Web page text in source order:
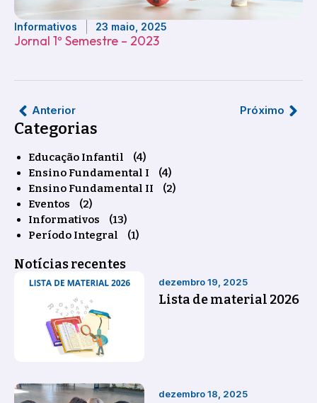
Informativos 23 maio, 2025
Jornal 1º Semestre – 2023
Anterior Próximo
Categorias
Educação Infantil
(4)
Ensino Fundamental I
(4)
Ensino Fundamental II
(2)
Eventos
(2)
Informativos
(13)
Período Integral
(1)
Notícias recentes
Lista de material 2026
dezembro 19, 2025
dezembro 18, 2025